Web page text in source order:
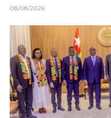
08/08/2026